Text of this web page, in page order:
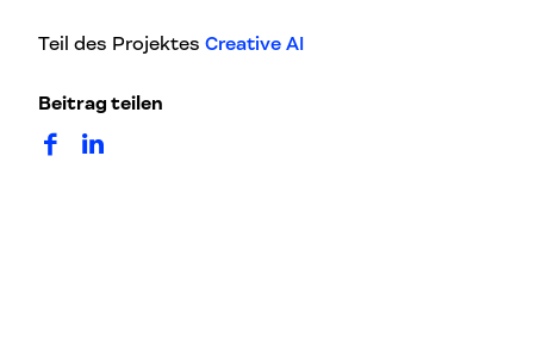
Teil des Projektes Creative AI
Beitrag teilen
auf Facebook teilen
auf LinkedIn teilen